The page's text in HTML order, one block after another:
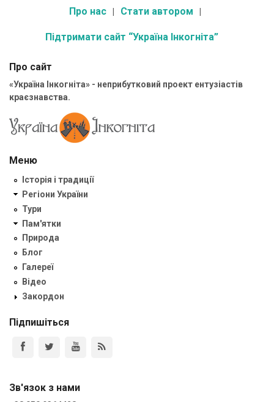
Про нас Стати автором
Підтримати сайт “Україна Інкогніта”
Про сайт
«Україна Інкогніта» - неприбутковий проект ентузіастів
краєзнавства.
Меню
Історія і традиції
Регіони України
Тури
Пам'ятки
Природа
Блог
Галереї
Відео
Закордон
Підпишіться
Зв'язок з нами